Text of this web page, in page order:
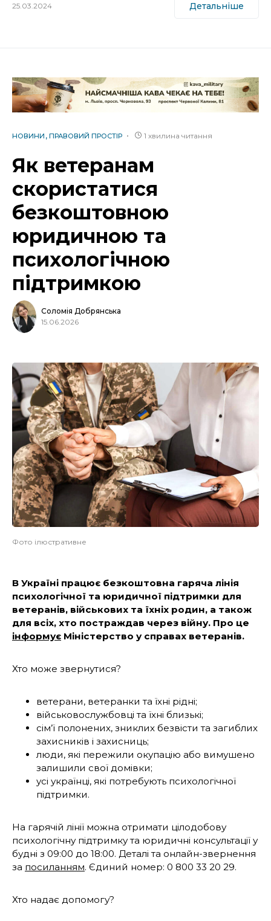
25.03.2024 Детальніше
НОВИНИ ПРАВОВИЙ ПРОСТІР 1 хвилина читання
Як ветеранам
скористатися
безкоштовною
юридичною та
психологічною
підтримкою
Соломія Добрянська
15.06.2026
Фото ілюстративне
В Україні працює безкоштовна гаряча лінія
психологічної та юридичної підтримки для
ветеранів, військових та їхніх родин, а також
для всіх, хто постраждав через війну. Про це
інформує Міністерство у справах ветеранів.
Хто може звернутися?
ветерани, ветеранки та їхні рідні;
військовослужбовці та їхні близькі;
сім’ї полонених, зниклих безвісти та загиблих
захисників і захисниць;
люди, які пережили окупацію або вимушено
залишили свої домівки;
усі українці, які потребують психологічної
підтримки.
На гарячій лінії можна отримати цілодобову
психологічну підтримку та юридичні консультації у
будні з 09:00 до 18:00. Деталі та онлайн-звернення
за посиланням. Єдиний номер: 0 800 33 20 29.
Хто надає допомогу?